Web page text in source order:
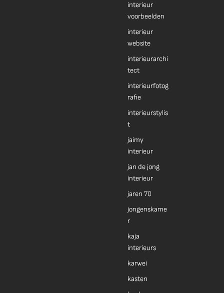
interieur
voorbeelden
interieur
website
interieurarchi
tect
interieurfotog
rafie
interieurstylis
t
jaimy
interieur
jan de jong
interieur
jaren 70
jongenskame
r
kaja
interieurs
karwei
kasten